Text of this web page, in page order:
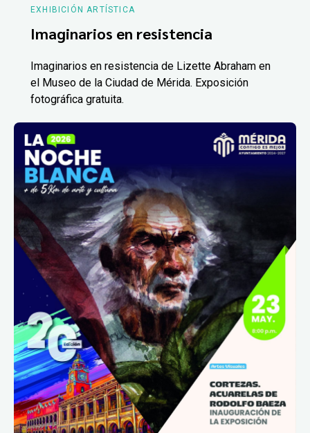
EXHIBICIÓN ARTÍSTICA
Imaginarios en resistencia
Imaginarios en resistencia de Lizette Abraham en
el Museo de la Ciudad de Mérida. Exposición
fotográfica gratuita.